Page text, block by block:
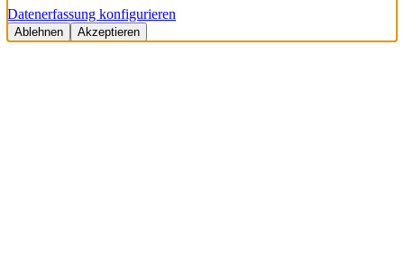
Datenerfassung konfigurieren
Ablehnen Akzeptieren